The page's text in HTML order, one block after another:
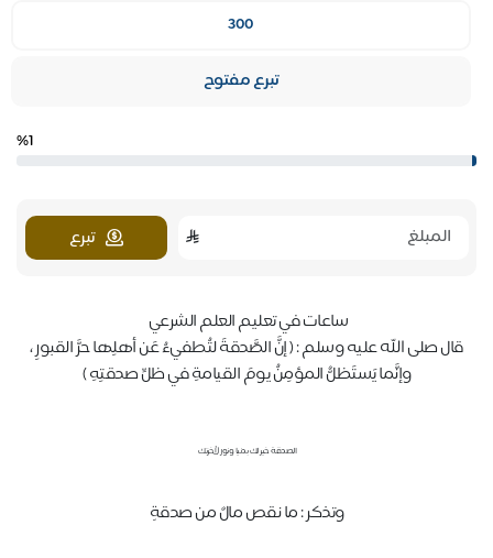
300
تبرع مفتوح
%1
تبرع
ساعات في تعليم العلم الشرعي
قال صلى الله عليه وسلم : ( إنَّ الصَّدقةَ لتُطفيءُ عَن أهلِها حرَّ القبورِ ،
وإنَّما يَستَظلُّ المؤمِنُ يومَ القيامةِ في ظلِّ صدقتِهِ )
الصدقة خير لك بدنيا ونور لأخرتك
وتذكر : ما نقص مالٌ من صدقةٍ